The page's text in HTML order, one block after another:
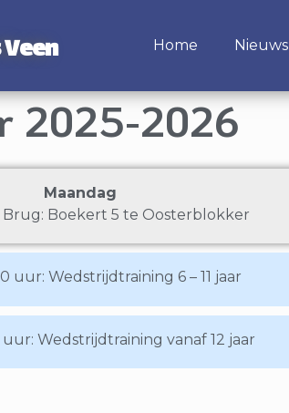
Home Nieuws
2025-2026
Maandag
Brug: Boekert 5 te Oosterblokker
uur: Wedstrijdtraining 6 – 11 jaar
uur: Wedstrijdtraining vanaf 12 jaar